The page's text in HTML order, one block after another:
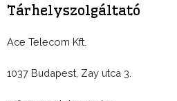
Tárhelyszolgáltató
Ace Telecom Kft.
1037 Budapest, Zay utca 3.